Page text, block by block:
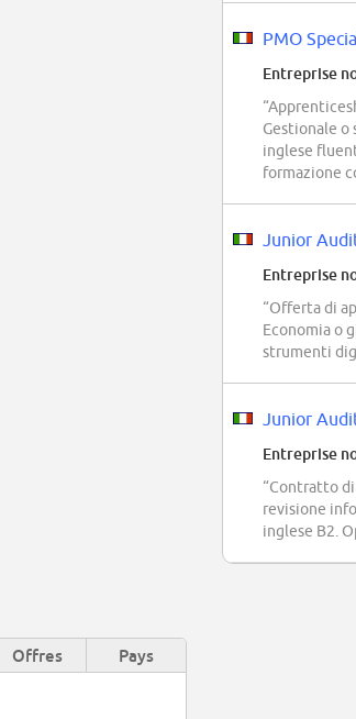
PMO
Entreprise
Gestionale
inglese
formazione
Junior
Entreprise
“Offerta di
Economia o
strumenti
Junior
Entreprise
“Contratto
revisione
inglese B2.
Offres Pays